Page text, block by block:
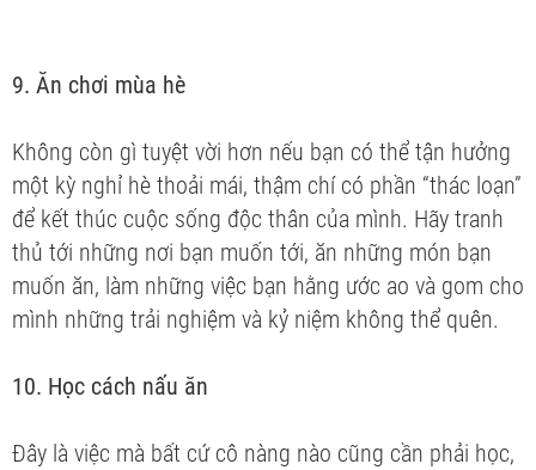
9. Ăn chơi mùa hè
Không còn gì tuyệt vời hơn nếu bạn có thể tận hưởng
một kỳ nghỉ hè thoải mái, thậm chí có phần “thác loạn”
để kết thúc cuộc sống độc thân của mình. Hãy tranh
thủ tới những nơi bạn muốn tới, ăn những món bạn
muốn ăn, làm những việc bạn hằng ước ao và gom cho
mình những trải nghiệm và kỷ niệm không thể quên.
10. Học cách nấu ăn
Đây là việc mà bất cứ cô nàng nào cũng cần phải học,